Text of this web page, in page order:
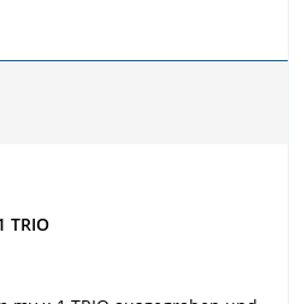
TRIO